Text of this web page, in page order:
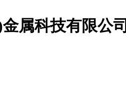
属科技有限公司